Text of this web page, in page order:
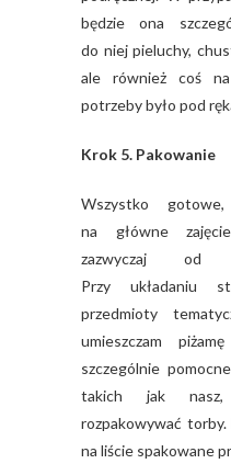
będzie ona
do niej pieluchy,
ale również coś
potrzeby było pod
Krok 5. Pakowanie
Wszystko
na główne
zazwyczaj od
Przy układaniu
przedmioty
umieszczam
szczególnie
takich jak
rozpakowywać
na liście spakowane